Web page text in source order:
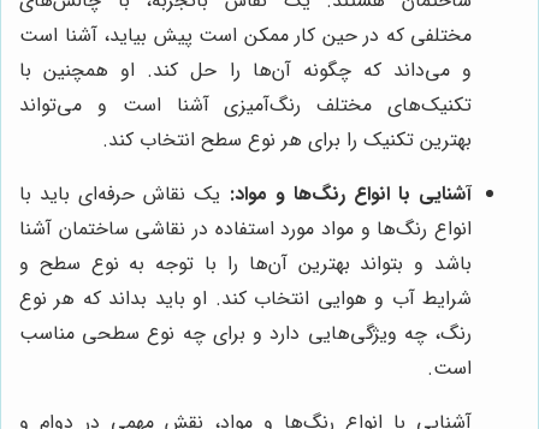
مختلفی که در حین کار ممکن است پیش بیاید، آشنا است
و می‌داند که چگونه آن‌ها را حل کند. او همچنین با
تکنیک‌های مختلف رنگ‌آمیزی آشنا است و می‌تواند
بهترین تکنیک را برای هر نوع سطح انتخاب کند.
آشنایی با انواع رنگ‌ها و مواد: یک نقاش حرفه‌ای باید با
انواع رنگ‌ها و مواد مورد استفاده در نقاشی ساختمان آشنا
باشد و بتواند بهترین آن‌ها را با توجه به نوع سطح و
شرایط آب و هوایی انتخاب کند. او باید بداند که هر نوع
رنگ، چه ویژگی‌هایی دارد و برای چه نوع سطحی مناسب
است.
آشنایی با انواع رنگ‌ها و مواد، نقش مهمی در دوام و